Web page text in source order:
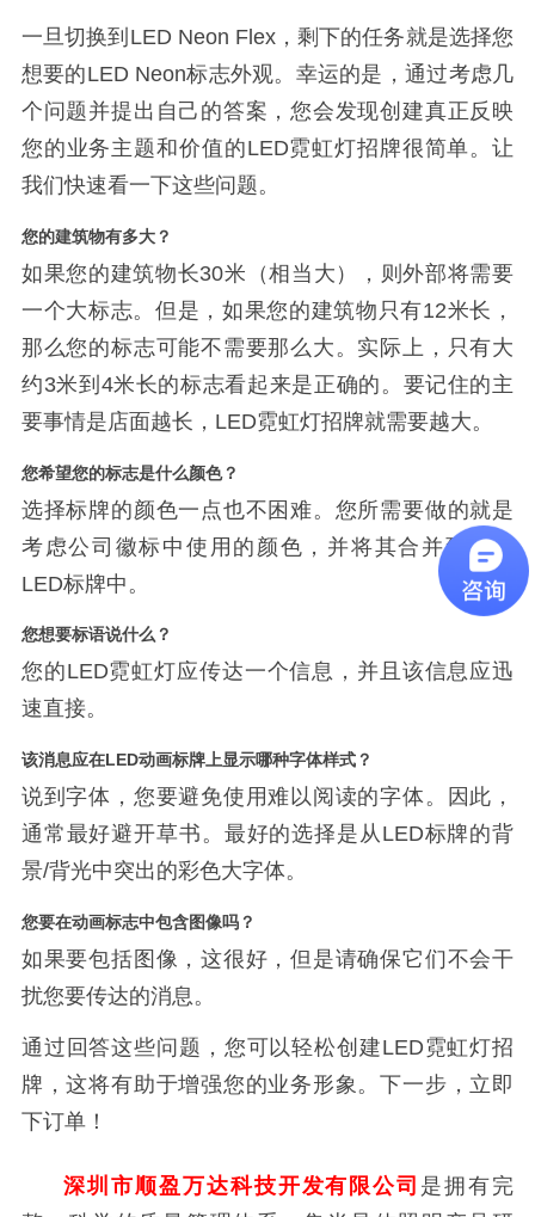
一旦切换到 LED Neon Flex，剩下的任务就是选择您
想要的LED Neon标志外观。幸运的是，通过考虑几
个问题并提出自己的答案，您会发现创建真正反映
您的业务主题和价值的LED霓虹灯招牌很简单。让
我们快速看一下这些问题。
您的建筑物有多大？
如果您的建筑物长30米 （相当大），则外部将需要
一个大标志。但是，如果您的建筑物只有12米长，
那么您的标志可能不需要那么大。实际上，只有大
约3米到 4米长的标志看起来是正确的。要记住的主
要事情是店面越长， LED霓虹灯招牌就需要越大。
您希望您的标志是什么颜色？
选择标牌的颜色一点也不困难。您所需要做的就是
考虑公司徽标中使用的颜色，并将其合并到您的
LED标牌中。
您想要标语说什么？
您的LED霓虹灯应传达一个信息，并且该信息应迅
速直接。
该消息应在LED动画标牌上显示哪种字体样式？
说到字体，您要避免使用难以阅读的字体。因此，
通常最好避开草书。最好的选择是从LED标牌的背
景/背光中突出的彩色大字体。
您要在动画标志中包含图像吗？
如果要包括图像，这很好，但是请确保它们不会干
扰您要传达的消息。
通过回答这些问题，您可以轻松创建LED霓虹灯招
牌，这将有助于增强您的业务形象。下一步，立即
下订单！
深圳市顺盈万达科技开发有限公司 是拥有完